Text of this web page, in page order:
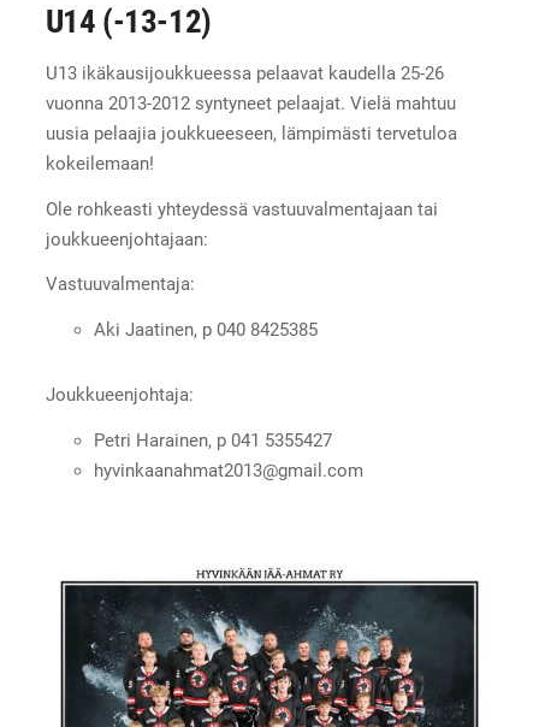
U14 (-13-12)
U13 ikäkausijoukkueessa pelaavat kaudella 25-26
vuonna 2013-2012 syntyneet pelaajat. Vielä mahtuu
uusia pelaajia joukkueeseen, lämpimästi tervetuloa
kokeilemaan!
Ole rohkeasti yhteydessä vastuuvalmentajaan tai
joukkueenjohtajaan:
Vastuuvalmentaja:
Aki Jaatinen, p 040 8425385
Joukkueenjohtaja:
Petri Harainen, p 041 5355427
hyvinkaanahmat2013@gmail.com